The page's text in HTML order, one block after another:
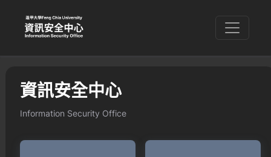
資訊安全中心
Information Security Office